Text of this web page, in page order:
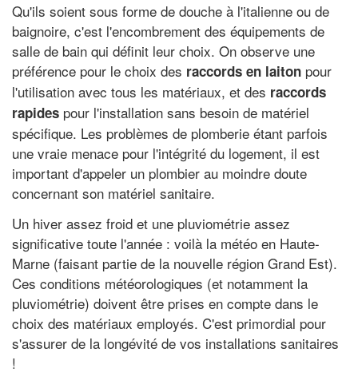
Qu'ils soient sous forme de douche à l'italienne ou de
baignoire, c'est l'encombrement des équipements de
salle de bain qui définit leur choix. On observe une
préférence pour le choix des raccords en laiton pour
l'utilisation avec tous les matériaux, et des raccords
rapides pour l'installation sans besoin de matériel
spécifique. Les problèmes de plomberie étant parfois
une vraie menace pour l'intégrité du logement, il est
important d'appeler un plombier au moindre doute
concernant son matériel sanitaire.
Un hiver assez froid et une pluviométrie assez
significative toute l'année : voilà la météo en Haute-
Marne (faisant partie de la nouvelle région Grand Est).
Ces conditions météorologiques (et notamment la
pluviométrie) doivent être prises en compte dans le
choix des matériaux employés. C'est primordial pour
s'assurer de la longévité de vos installations sanitaires
!